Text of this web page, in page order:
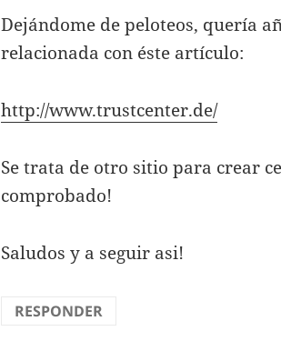
Dejándome de peloteos, quería
relacionada con éste artículo:
http://www.trustcenter.de/
Se trata de otro sitio para crear
comprobado!
Saludos y a seguir asi!
RESPONDER